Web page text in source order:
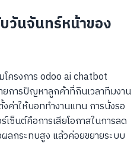
วันจันทร์หน้าของ
ครงการ odoo ai chatbot
การปัญหาลูกค้าที่กินเวลาทีมงาน
ค่าให้บอททำงานแทน การนั่งรอ
ซ็นต์คือการเสียโอกาสในการลด
ลกระทบสูง แล้วค่อยขยายระบบ